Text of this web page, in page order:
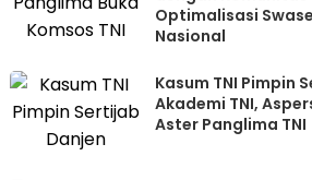
Optimalisasi
Nasional
Kasum TNI Pimpin
Akademi TNI,
Aster Panglima TNI